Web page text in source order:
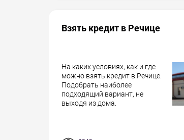
Взять кредит в Речице
На каких условиях, как и где
можно взять кредит в Речице.
Подобрать наиболее
подходящий вариант, не
выходя из дома.